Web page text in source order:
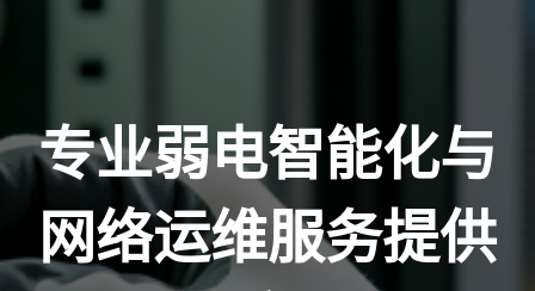
专业弱电智能化与
网络运维服务提供